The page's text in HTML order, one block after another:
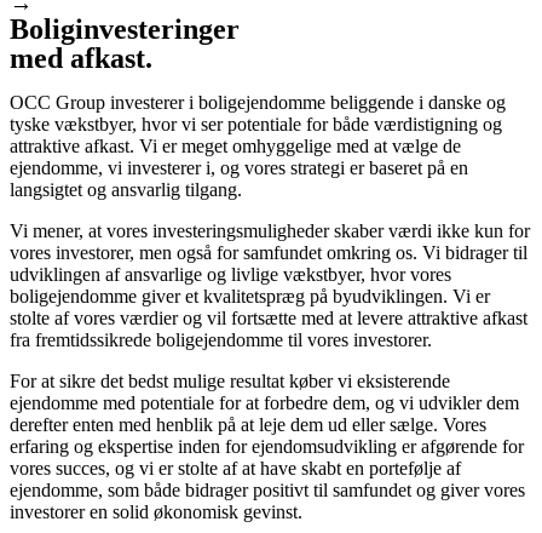
Boliginvesteringer
med afkast.
OCC Group investerer i boligejendomme beliggende i danske og
tyske vækstbyer, hvor vi ser potentiale for både værdistigning og
attraktive afkast. Vi er meget omhyggelige med at vælge de
ejendomme, vi investerer i, og vores strategi er baseret på en
langsigtet og ansvarlig tilgang.
Vi mener, at vores investeringsmuligheder skaber værdi ikke kun for
vores investorer, men også for samfundet omkring os. Vi bidrager til
udviklingen af ansvarlige og livlige vækstbyer, hvor vores
boligejendomme giver et kvalitetspræg på byudviklingen. Vi er
stolte af vores værdier og vil fortsætte med at levere attraktive afkast
fra fremtidssikrede boligejendomme til vores investorer.
For at sikre det bedst mulige resultat køber vi eksisterende
ejendomme med potentiale for at forbedre dem, og vi udvikler dem
derefter enten med henblik på at leje dem ud eller sælge. Vores
erfaring og ekspertise inden for ejendomsudvikling er afgørende for
vores succes, og vi er stolte af at have skabt en portefølje af
ejendomme, som både bidrager positivt til samfundet og giver vores
investorer en solid økonomisk gevinst.